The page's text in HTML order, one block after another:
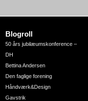
Blogroll
50 års jubilæumskonference –
DH
Bettina Andersen
Den faglige forening
Håndværk&Design
Gavstrik